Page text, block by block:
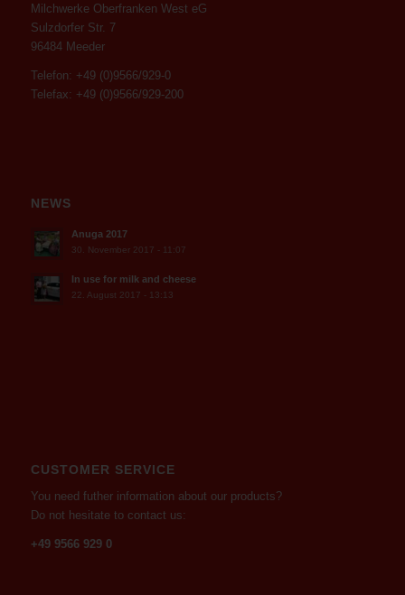
Milchwerke Oberfranken West eG
Sulzdorfer Str. 7
96484 Meeder
Telefon: +49 (0)9566/929-0
Telefax: +49 (0)9566/929-200
NEWS
Anuga 2017
30. November 2017 - 11:07
In use for milk and cheese
22. August 2017 - 13:13
CUSTOMER SERVICE
You need futher information about our products?
Do not hesitate to contact us:
+49 9566 929 0